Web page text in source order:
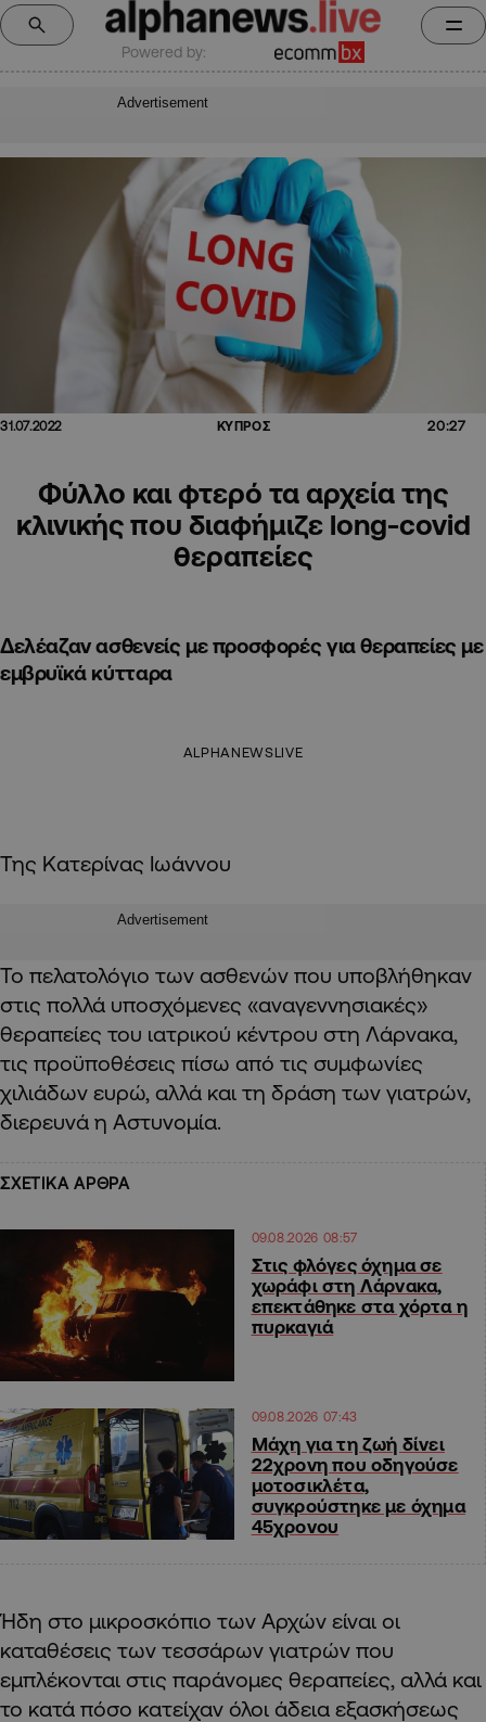
Powered by:
Advertisement
31.07.2022 ΚΥΠΡΟΣ 20:27
Φύλλο και φτερό τα αρχεία της
κλινικής που διαφήμιζε long-covid
θεραπείες
Δελέαζαν ασθενείς με προσφορές για θεραπείες με
εμβρυϊκά κύτταρα
ALPHANEWSLIVE
Της Κατερίνας Ιωάννου
Advertisement
Το πελατολόγιο των ασθενών που υποβλήθηκαν
στις πολλά υποσχόμενες «αναγεννησιακές»
θεραπείες του ιατρικού κέντρου στη Λάρνακα,
τις προϋποθέσεις πίσω από τις συμφωνίες
χιλιάδων ευρώ, αλλά και τη δράση των γιατρών,
διερευνά η Αστυνομία.
ΣΧΕΤΙΚΑ ΑΡΘΡΑ
09.08.2026 08:57
Στις φλόγες όχημα σε
χωράφι στη Λάρνακα,
επεκτάθηκε στα χόρτα η
πυρκαγιά
09.08.2026 07:43
Μάχη για τη ζωή δίνει
22χρονη που οδηγούσε
μοτοσικλέτα,
συγκρούστηκε με όχημα
45χρονου
Ήδη στο μικροσκόπιο των Αρχών είναι οι
καταθέσεις των τεσσάρων γιατρών που
εμπλέκονται στις παράνομες θεραπείες, αλλά και
το κατά πόσο κατείχαν όλοι άδεια εξασκήσεως